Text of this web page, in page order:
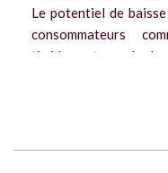
Le potentiel de baisse
consommateurs
timidement pour les